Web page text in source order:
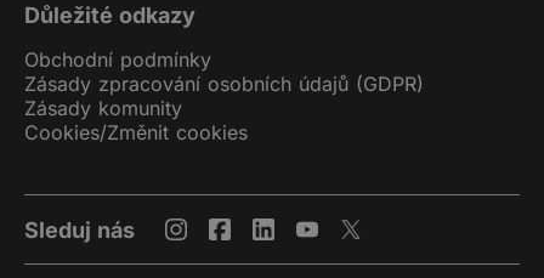
Důležité odkazy
Obchodní podmínky
Zásady zpracování osobních údajů (GDPR)
Zásady komunity
Cookies/Změnit cookies
Sleduj nás